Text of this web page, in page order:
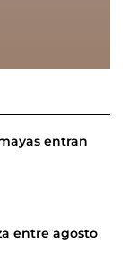
entran
entre agosto